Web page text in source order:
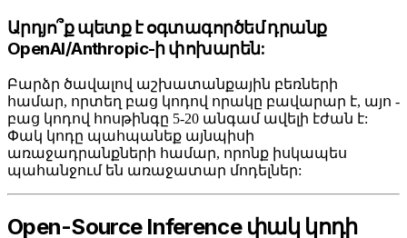
Արդյո՞ք պետք է օգտագործեմ դրանք
OpenAI/Anthropic-ի փոխարեն:
Բարձր ծավալով աշխատանքային բեռների
համար, որտեղ բաց կոդով որակը բավարար է, այո -
բաց կոդով հոսթինգը 5-20 անգամ ավելի էժան է:
Փակ կոդը պահպանեք այնպիսի
առաջադրանքների համար, որոնք իսկապես
պահանջում են առաջատար մոդելներ:
Open-Source Inference փակ կոդի